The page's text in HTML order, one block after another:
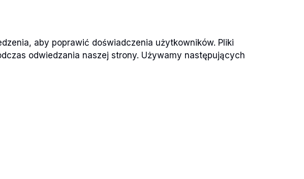
aby poprawić doświadczenia użytkowników. Pliki
odwiedzania naszej strony. Używamy następujących